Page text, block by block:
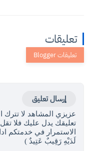
تعليقات
إرسال تعليق
عزيزي المشاهد لا تترك
تعليقك يدل عليك فلا
الاستمرار في خدمتكم
لَدَيْهِ رَقِيبٌ عَتِيدٌ )